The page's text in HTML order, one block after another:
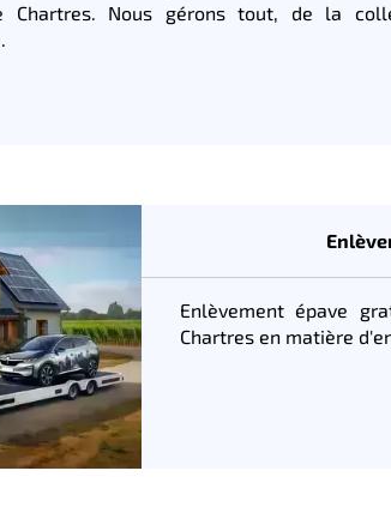
Nous gérons tout, de la
Enlèvement épave
Chartres en matière